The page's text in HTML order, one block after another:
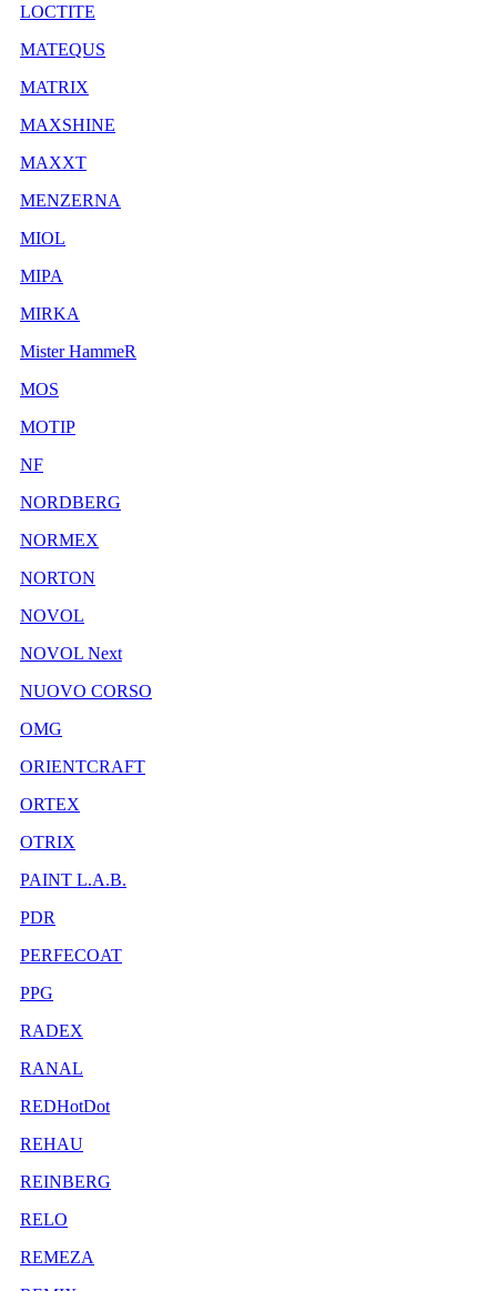
LOCTITE
MATEQUS
MATRIX
MAXSHINE
MAXXT
MENZERNA
MIOL
MIPA
MIRKA
Mister HammeR
MOS
MOTIP
NF
NORDBERG
NORMEX
NORTON
NOVOL
NOVOL Next
NUOVO CORSO
OMG
ORIENTCRAFT
ORTEX
OTRIX
PAINT L.A.B.
PDR
PERFECOAT
PPG
RADEX
RANAL
REDHotDot
REHAU
REINBERG
RELO
REMEZA